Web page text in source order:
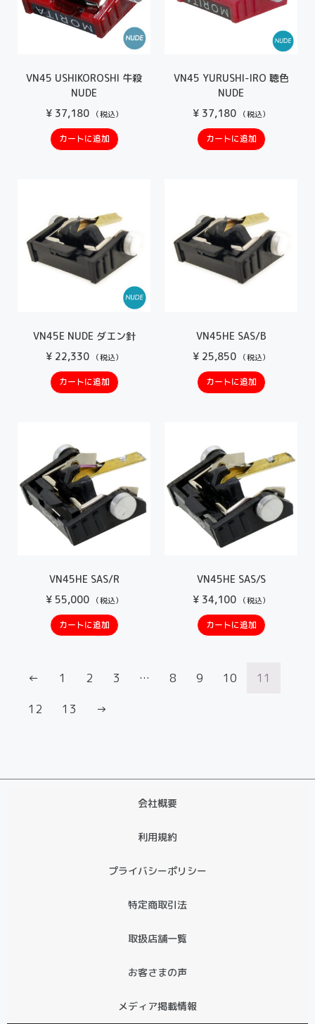
VN45 USHIKOROSHI 牛殺
NUDE
¥37,180 （税込）
カートに追加
VN45 YURUSHI-IRO 聴色
NUDE
¥37,180 （税込）
カートに追加
VN45E NUDE ダエン針
¥22,330 （税込）
カートに追加
VN45HE SAS/B
¥25,850 （税込）
カートに追加
VN45HE SAS/R
¥55,000 （税込）
カートに追加
VN45HE SAS/S
¥34,100 （税込）
カートに追加
← 1 2 3 … 8 9 10
11
12
13 →
会社概要
利用規約
プライバシーポリシー
特定商取引法
取扱店舗一覧
お客さまの声
メディア掲載情報